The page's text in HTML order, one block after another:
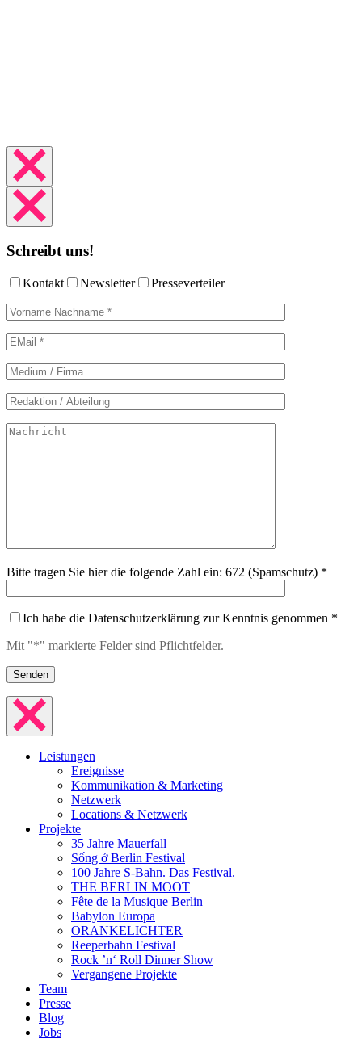
Schreibt uns!
Kontakt Newsletter Presseverteiler
Bitte tragen Sie hier die folgende Zahl ein: 672 (Spamschutz) *
Ich habe die Datenschutzerklärung zur Kenntnis genommen *
Mit "*" markierte Felder sind Pflichtfelder.
Leistungen
Ereignisse
Kommunikation & Marketing
Netzwerk
Locations & Netzwerk
Projekte
35 Jahre Mauerfall
Sống ở Berlin Festival
100 Jahre S-Bahn. Das Festival.
THE BERLIN MOOT
Fête de la Musique Berlin
Babylon Europa
ORANKELICHTER
Reeperbahn Festival
Rock ’n‘ Roll Dinner Show
Vergangene Projekte
Team
Presse
Blog
Jobs